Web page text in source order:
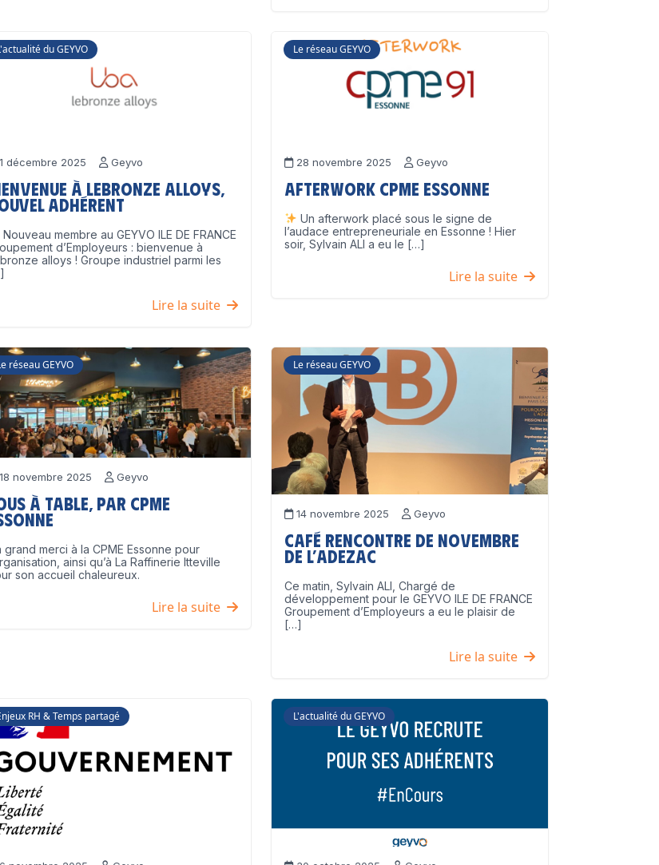
du GEYVO
décembre 2025 Geyvo
à Lebronze Alloys,
adhérent
Nouveau membre au GEYVO ILE DE FRANCE
d’Employeurs : bienvenue à
alloys ! Groupe industriel parmi les
Lire la suite
Le réseau GEYVO
28 novembre 2025 Geyvo
Afterwork CPME Essonne
Un afterwork placé sous le signe de
l’audace entrepreneuriale en Essonne ! Hier
soir, Sylvain ALI a eu le […]
Lire la suite
réseau GEYVO
novembre 2025 Geyvo
à table, par CPME
grand merci à la CPME Essonne pour
ainsi qu’à La Raffinerie Itteville
son accueil chaleureux.
Lire la suite
Le réseau GEYVO
14 novembre 2025 Geyvo
Café Rencontre de Novembre
de l’ADEZAC
Ce matin, Sylvain ALI, Chargé de
développement pour le GEYVO ILE DE FRANCE
Groupement d’Employeurs a eu le plaisir de
[…]
Lire la suite
RH & Temps partagé L'actualité du GEYVO